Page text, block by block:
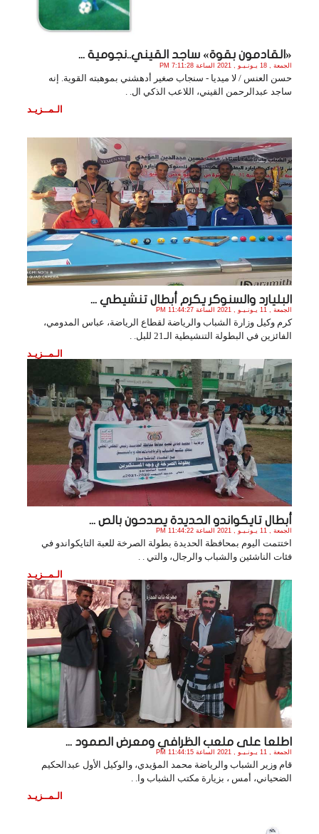
«القادمون بقوة» ساجد القيني..نجومية ...
الجمعة , 18 يـونـيـو , 2021 الساعة 7:11:28 PM
حسن العنس / لا ميديا - سنجاب صغير أدهشني بموهبته القوية. إنه
ساجد عبدالرحمن القيني، اللاعب الذكي ال. .
الـمــزيـد
البليارد والسنوكر يكرم أبطال تنشيطي ...
الجمعة , 11 يـونـيـو , 2021 الساعة 11:44:27 PM
كرم وكيل وزارة الشباب والرياضة لقطاع الرياضة، عباس المدومي،
الفائزين في البطولة التنشيطية الـ21 للبل. .
الـمــزيـد
أبطال تايكواندو الحديدة يصدحون بالص ...
الجمعة , 11 يـونـيـو , 2021 الساعة 11:44:22 PM
اختتمت اليوم بمحافظة الحديدة بطولة الصرخة للعبة التايكواندو في
فئات الناشئين والشباب والرجال، والتي . .
الـمــزيـد
اطلعا على ملعب الظرافي ومعرض الصمود ...
الجمعة , 11 يـونـيـو , 2021 الساعة 11:44:15 PM
قام وزير الشباب والرياضة محمد المؤيدي، والوكيل الأول عبدالحكيم
الضحياني، أمس ، بزيارة مكتب الشباب وا. .
الـمــزيـد